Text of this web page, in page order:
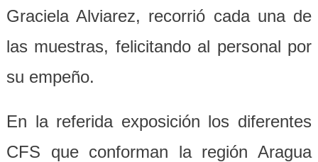
Graciela Alviarez, recorrió cada una de
las muestras, felicitando al personal por
su empeño.
En la referida exposición los diferentes
CFS que conforman la región Aragua